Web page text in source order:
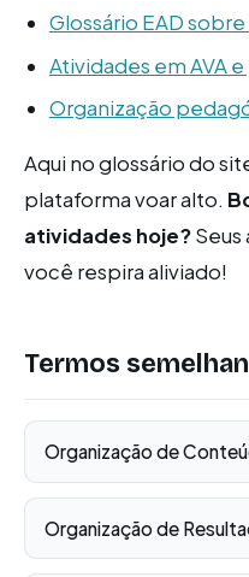
Glossário EAD
Atividades em AVA
Organização
Aqui no glossário do
plataforma voar alto.
atividades hoje?
você respira aliviado!
Termos
Organização de
Organização de